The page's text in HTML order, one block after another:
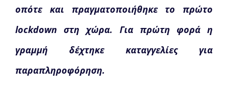
οπότε και πραγματοποιήθηκε το πρώτο
lockdown στη χώρα. Για πρώτη φορά η
γραμμή δέχτηκε καταγγελίες για
παραπληροφόρηση.